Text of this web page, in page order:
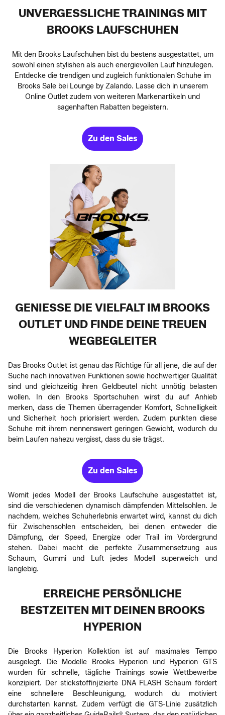
UNVERGESSLICHE TRAININGS MIT
BROOKS LAUFSCHUHEN
Mit den Brooks Laufschuhen bist du bestens ausgestattet, um
sowohl einen stylishen als auch energievollen Lauf hinzulegen.
Entdecke die trendigen und zugleich funktionalen Schuhe im
Brooks Sale bei Lounge by Zalando. Lasse dich in unserem
Online Outlet zudem von weiteren Markenartikeln und
sagenhaften Rabatten begeistern.
Zu den Sales
GENIESSE DIE VIELFALT IM BROOKS O
UTLET UND FINDE DEINE TREUEN W
EGBEGLEITER
Das Brooks Outlet ist genau das Richtige für all jene, die auf der
Suche nach innovativen Funktionen sowie hochwertiger Qualität
sind und gleichzeitig ihren Geldbeutel nicht unnötig belasten
wollen. In den Brooks Sportschuhen wirst du auf Anhieb
merken, dass die Themen überragender Komfort, Schnelligkeit
und Sicherheit hoch priorisiert werden. Zudem punkten diese
Schuhe mit ihrem nennenswert geringen Gewicht, wodurch du
beim Laufen nahezu vergisst, dass du sie trägst.
Zu den Sales
Womit jedes Modell der Brooks Laufschuhe ausgestattet ist,
sind die verschiedenen dynamisch dämpfenden Mittelsohlen. Je
nachdem, welches Schuherlebnis erwartet wird, kannst du dich
für Zwischensohlen entscheiden, bei denen entweder die
Dämpfung, der Speed, Energize oder Trail im Vordergrund
stehen. Dabei macht die perfekte Zusammensetzung aus
Schaum, Gummi und Luft jedes Modell superweich und
langlebig.
ERREICHE PERSÖNLICHE
BESTZEITEN MIT DEINEN BROOKS
HYPERION
Die Brooks Hyperion Kollektion ist auf maximales Tempo
ausgelegt. Die Modelle Brooks Hyperion und Hyperion GTS
wurden für schnelle, tägliche Trainings sowie Wettbewerbe
konzipiert. Der stickstoffinjizierte DNA FLASH Schaum fördert
eine schnellere Beschleunigung, wodurch du motiviert
durchstarten kannst. Zudem verfügt die GTS-Linie zusätzlich